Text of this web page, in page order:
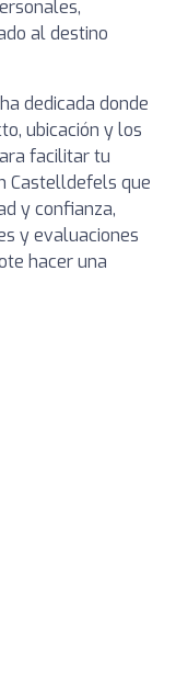
al destino
dedicada donde
ubicación y los
facilitar tu
Castelldefels que
y confianza,
y evaluaciones
hacer una